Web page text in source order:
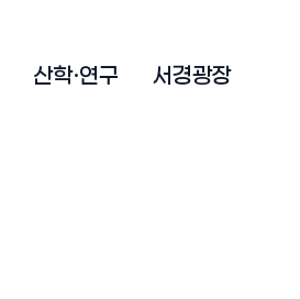
산학·연구 서경광장